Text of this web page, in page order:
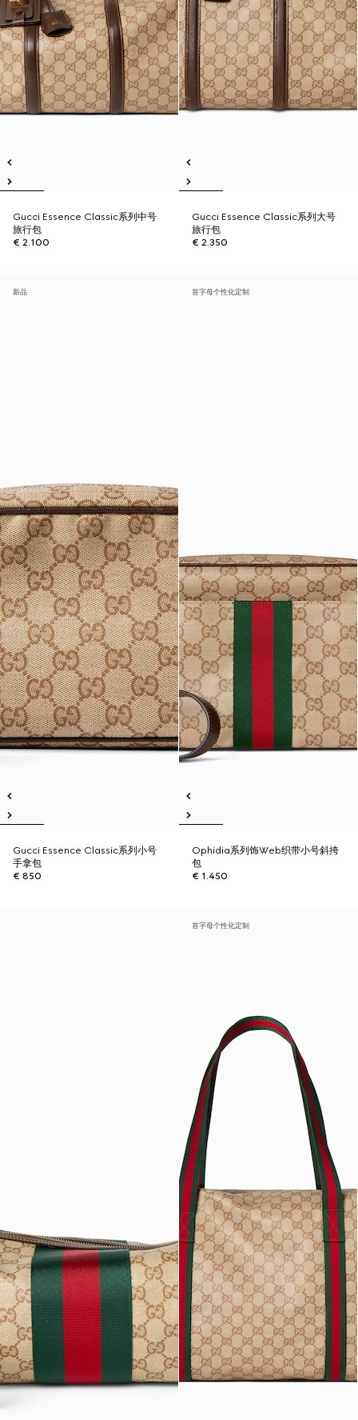
Gucci Essence Classic系列中号
旅行包
€ 2.100
Gucci Essence Classic系列大号
旅行包
€ 2.350
新品
Gucci Essence Classic系列小号
手拿包
€ 850
首字母个性化定制
Ophidia系列饰Web织带小号斜挎
包
€ 1.450
首字母个性化定制